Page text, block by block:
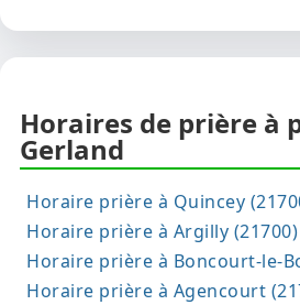
Horaires de prière à
Gerland
Horaire prière à Quincey
Horaire prière à Argilly (21700)
Horaire prière à Boncourt-le-
Horaire prière à Agencourt